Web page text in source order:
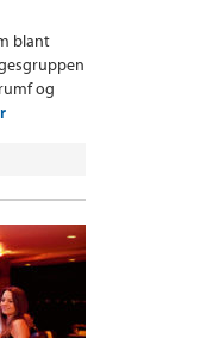
blant
og